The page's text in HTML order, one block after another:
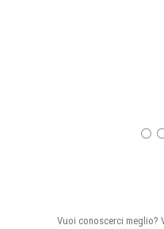
Vuoi conoscerci meglio?